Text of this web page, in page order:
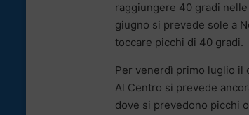
raggiungere 40 gradi
giugno si prevede sole a
toccare picchi di 40 gradi.
Per venerdì primo luglio il
Al Centro si prevede
dove si prevedono picchi